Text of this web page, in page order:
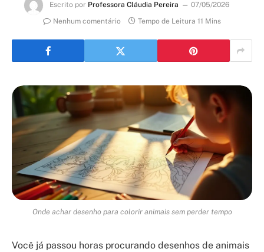
Escrito por Professora Cláudia Pereira
07/05/2026
Nenhum comentário
Tempo de Leitura 11 Mins
Onde achar desenho para colorir animais sem perder tempo
Você já passou horas procurando desenhos de animais